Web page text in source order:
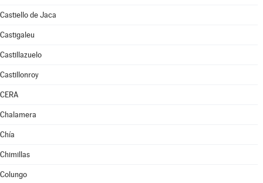
Castiello de Jaca
Castigaleu
Castillazuelo
Castillonroy
CERA
Chalamera
Chía
Chimillas
Colungo